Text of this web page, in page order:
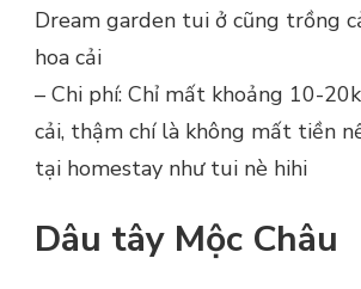
Dream garden tui ở cũng trồng
hoa cải
– Chi phí: Chỉ mất khoảng 10-
cải, thậm chí là không mất tiền
tại homestay như tui nè hihi
Dâu tây Mộc Châu